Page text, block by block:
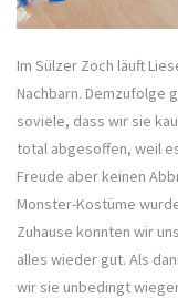
Im Sülzer Zoch läuft
Nachbarn. Demzufolge
soviele, dass wir sie
total abgesoffen, weil
Freude aber keinen
Monster-Kostüme
Zuhause konnten wir
alles wieder gut. Als
wir sie unbedingt